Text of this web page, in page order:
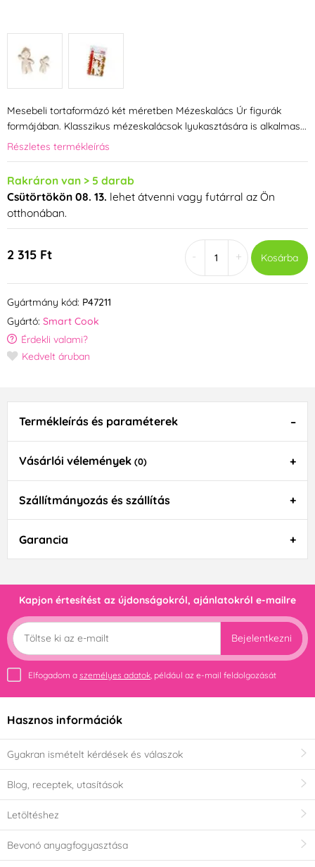
Mesebeli tortaformázó két méretben Mézeskalács Úr figurák
formájában. Klasszikus mézeskalácsok lyukasztására is alkalmas...
Részletes termékleírás
Rakráron van > 5 darab
Csütörtökön 08. 13. lehet átvenni vagy futárral az Ön
otthonában.
2 315 Ft + Kosárba
Gyártmány kód: P47211
Gyártó: Smart Cook
Érdekli valami?
Kedvelt áruban
Termékleírás és paraméterek
Vásárlói vélemények (0)
Szállítmányozás és szállítás
Garancia
Kapjon értesítést az újdonságokról, ajánlatokról e-mailre
Bejelentkezni
Elfogadom a személyes adatok , például az e-mail feldolgozását
Hasznos információk
Gyakran ismételt kérdések és válaszok
Blog, receptek, utasítások
Letöltéshez
Bevonó anyagfogyasztása